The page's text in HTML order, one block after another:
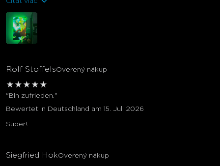
Rolf StoffelsOverený nákup
★ ★ ★ ★ ★
"Bin zufrieden."
Bewertet in Deutschland am 15. Juli 2026
Super!.
Siegfried HokOverený nákup